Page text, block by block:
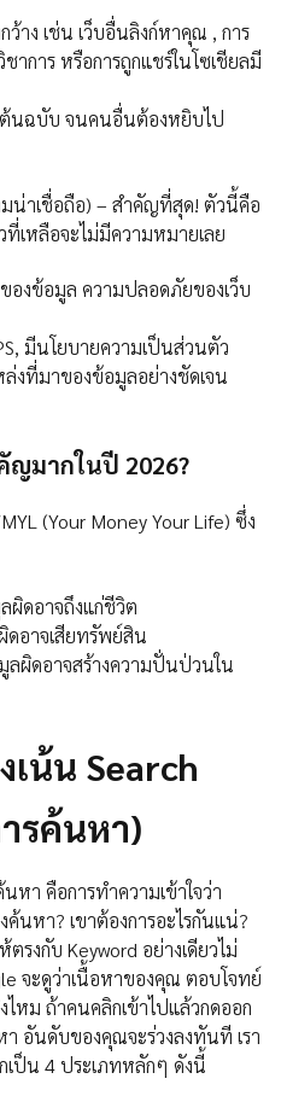
ว้าง เช่น เว็บอื่นลิงก์หาคุณ , การ
าการ หรือการถูกแชร์ในโซเชียลมี
ต้นฉบับ จนคนอื่นต้องหยิบไป
น่าเชื่อถือ) – สำคัญที่สุด! ตัวนี้คือ
ที่เหลือจะไม่มีความหมายเลย
องข้อมูล ความปลอดภัยของเว็บ
มีนโยบายความเป็นส่วนตัว
ล่งที่มาของข้อมูลอย่างชัดเจน
ญมากในปี 2026?
(Your Money Your Life) ซึ่ง
ดอาจถึงแก่ชีวิต
ดอาจเสียทรัพย์สิน
ผิดอาจสร้างความปั่นป่วนใน
น้น Search
รค้นหา)
หา คือการทำความเข้าใจว่า
หา? เขาต้องการอะไรกันแน่?
รงกับ Keyword อย่างเดียวไม่
จะดูว่าเนื้อหาของคุณ ตอบโจทย์
หม ถ้าคนคลิกเข้าไปแล้วกดออก
า อันดับของคุณจะร่วงลงทันที เรา
เป็น 4 ประเภทหลักๆ ดังนี้